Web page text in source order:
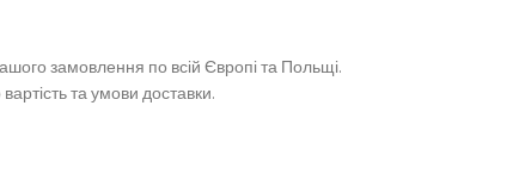
замовлення по всій Європі та Польщі.
та умови доставки.